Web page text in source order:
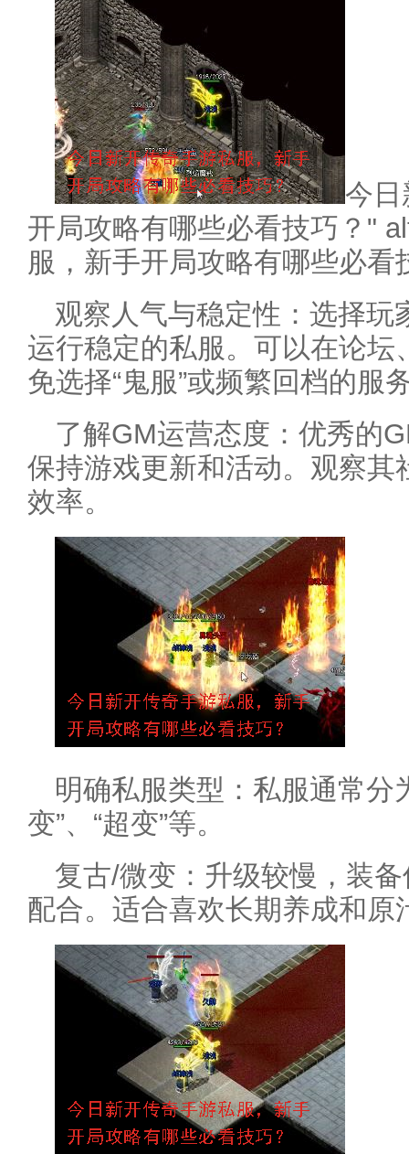
今
开局攻略有哪些必看技巧？"
服，新手开局攻略有哪些必看
观察人气与稳定性：选择玩
运行稳定的私服。可以在论坛
免选择“鬼服”或频繁回档的服
了解GM运营态度：优秀的
保持游戏更新和活动。观察其
效率。
明确私服类型：私服通常分
变”、“超变”等。
复古/微变：升级较慢，装
配合。适合喜欢长期养成和原